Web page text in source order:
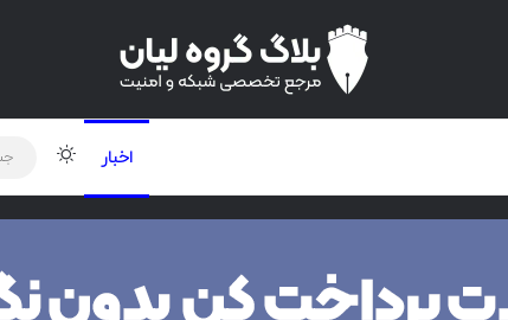
اخبار